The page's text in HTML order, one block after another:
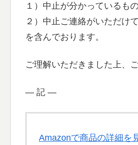
１）中止が分かっているも
２）中止ご連絡がいただけ
を含んでおります。
ご理解いただきました上、
― 記 ―
Amazonで商品の詳細を